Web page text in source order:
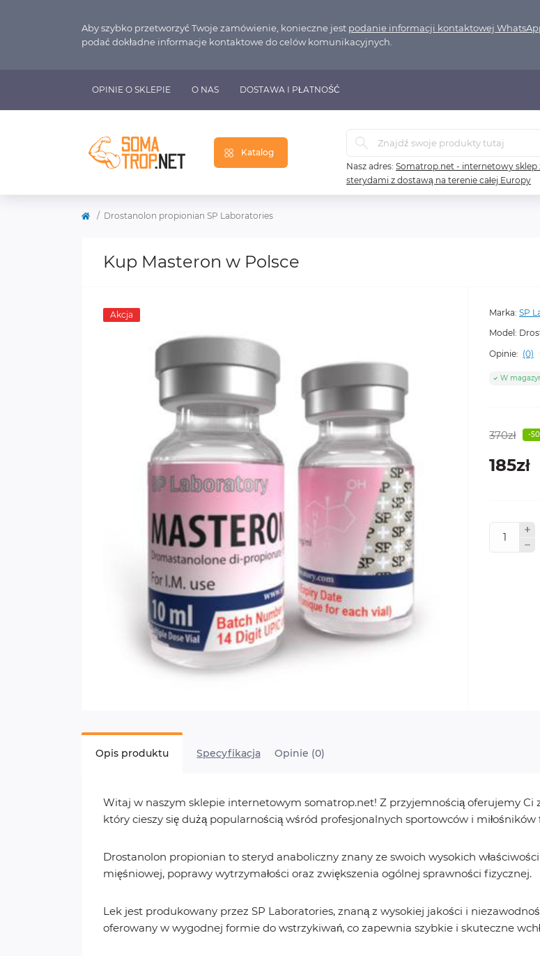
Aby szybko przetworzyć Twoje zamówienie, konieczne jest podanie informacji kontaktowej
podać dokładne informacje kontaktowe do celów komunikacyjnych.
OPINIE O SKLEPIE O NAS DOSTAWA I PŁATNOŚĆ
Katalog
Nasz adres: Somatrop.net - internetowy sklep
sterydami z dostawą na terenie całej Europy
Drostanolon propionian SP Laboratories
Kup Masteron w Polsce
Akcja Marka: SP
Model:
Opinie: (0)
W
370zł -
185zł
Opis produktu Specyfikacja Opinie (0)
Witaj w naszym sklepie internetowym somatrop.net! Z przyjemnością oferujemy
który cieszy się dużą popularnością wśród profesjonalnych sportowców i miłośników
Drostanolon propionian to steryd anaboliczny znany ze swoich wysokich
mięśniowej, poprawy wytrzymałości oraz zwiększenia ogólnej sprawności fizycznej.
Lek jest produkowany przez SP Laboratories, znaną z wysokiej jakości i
oferowany w wygodnej formie do wstrzykiwań, co zapewnia szybkie i skuteczne